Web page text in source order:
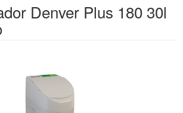
Denver Plus 180 30l